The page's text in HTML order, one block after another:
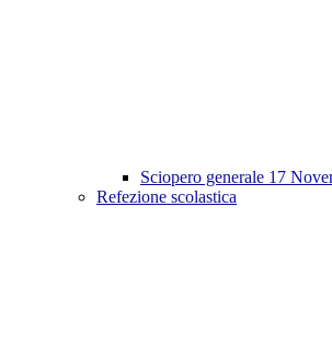
Sciopero generale 17
Refezione scolastica